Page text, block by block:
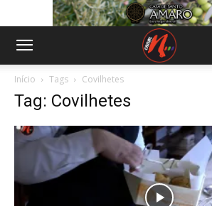
Início Tags Covilhetes
Tag: Covilhetes